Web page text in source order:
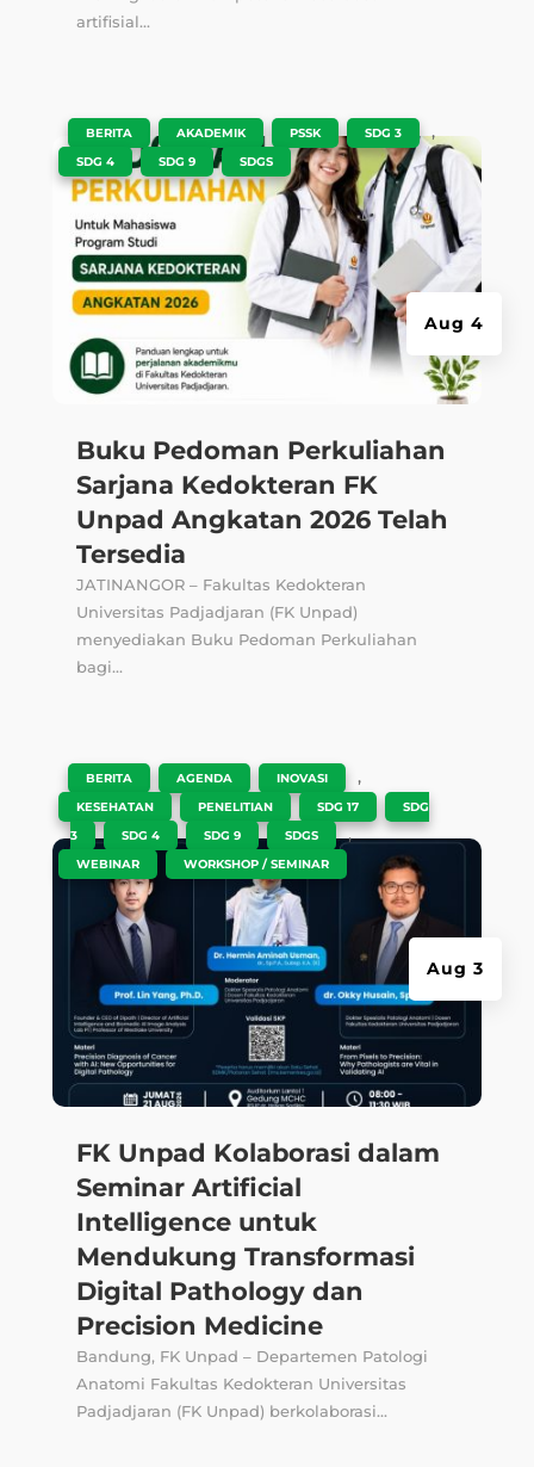
artifisial...
Buku Pedoman Perkuliahan
Sarjana Kedokteran FK
Unpad Angkatan 2026 Telah
Tersedia
Aug 4
BERITA AKADEMIK PSSK SDG 3 ,
SDG 4 SDG 9 SDGS
JATINANGOR – Fakultas Kedokteran
Universitas Padjadjaran (FK Unpad)
menyediakan Buku Pedoman Perkuliahan
bagi...
FK Unpad Kolaborasi dalam
Seminar Artificial
Intelligence untuk
Mendukung Transformasi
Digital Pathology dan
Precision Medicine
Aug 3
BERITA AGENDA INOVASI ,
KESEHATAN PENELITIAN SDG 17
SDG
3
SDG 4 SDG 9 SDGS ,
WEBINAR WORKSHOP / SEMINAR
Bandung, FK Unpad – Departemen Patologi
Anatomi Fakultas Kedokteran Universitas
Padjadjaran (FK Unpad) berkolaborasi...